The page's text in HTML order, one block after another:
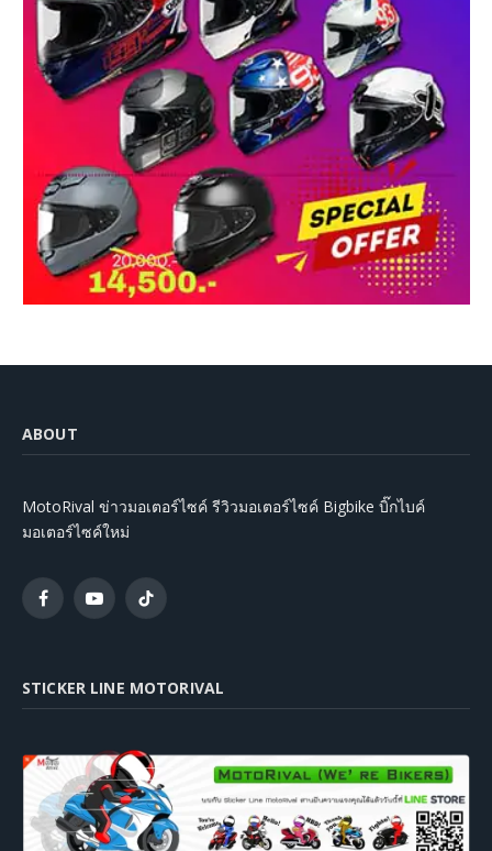
ABOUT
MotoRival ข่าวมอเตอร์ไซค์ รีวิวมอเตอร์ไซค์ Bigbike บิ๊กไบค์
มอเตอร์ไซค์ใหม่
FacebookYouTubeTikTok
STICKER LINE MOTORIVAL